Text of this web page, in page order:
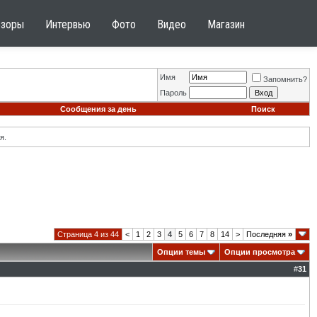
Интервью Фото Видео Магазин
Имя
Запомнить?
Пароль
Сообщения за день
Поиск
Страница 4 из 44 < 1 2 3 4 5 6 7 8 14 > Последняя »
Опции темы
Опции просмотра
#31